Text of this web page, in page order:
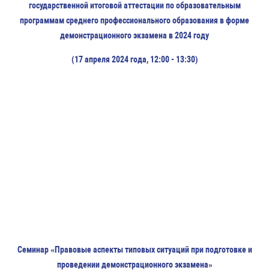
государственной итоговой аттестации по образовательным
программам среднего профессионального образования в форме
демонстрационного экзамена в 2024 году
(17 апреля 2024 года, 12:00 - 13:30)
Семинар «Правовые аспекты типовых ситуаций при подготовке и
проведении демонстрационного экзамена»